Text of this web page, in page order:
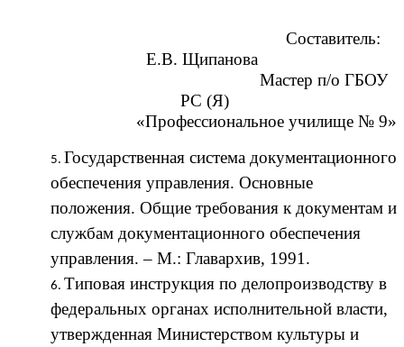
Составитель:
Е.В. Щипанова
Мастер п/о ГБОУ
РС (Я)
«Профессиональное училище № 9»
Государственная система документационного
обеспечения управления. Основные
положения. Общие требования к документам и
службам документационного обеспечения
управления. – М.: Главархив, 1991.
Типовая инструкция по делопроизводству в
федеральных органах исполнительной власти,
утвержденная Министерством культуры и